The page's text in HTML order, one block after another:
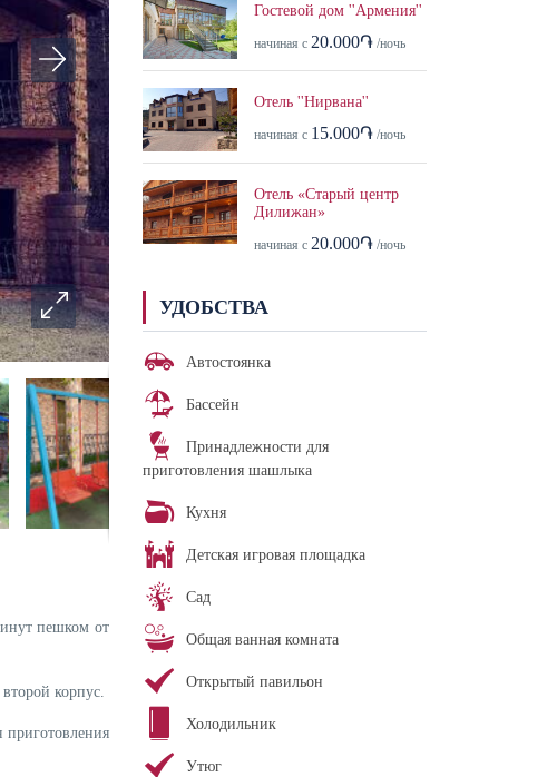
пешком от
корпус.
Гостевой дом ''Армения''
начиная с 20.000֏ /ночь
Отель ''Нирвана''
начиная с 15.000֏ /ночь
Отель «Старый центр
Дилижан»
начиная с 20.000֏ /ночь
УДОБСТВА
Автостоянка
Бассейн
Принадлежности для
приготовления шашлыка
Кухня
Детская игровая площадка
Сад
Общая ванная комната
Открытый павильон
Холодильник
Утюг